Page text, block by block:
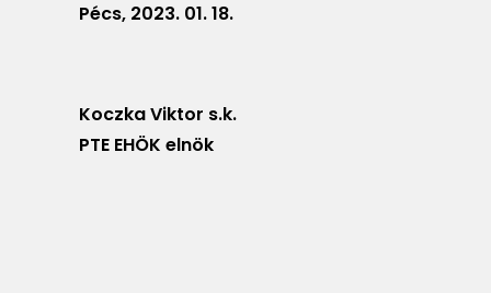
Pécs, 2023. 01. 18.
Koczka Viktor s.k.
PTE EHÖK elnök